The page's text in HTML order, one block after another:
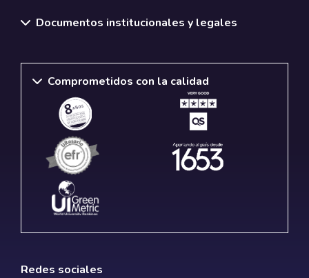
Documentos institucionales y legales
Comprometidos con la calidad
Redes sociales